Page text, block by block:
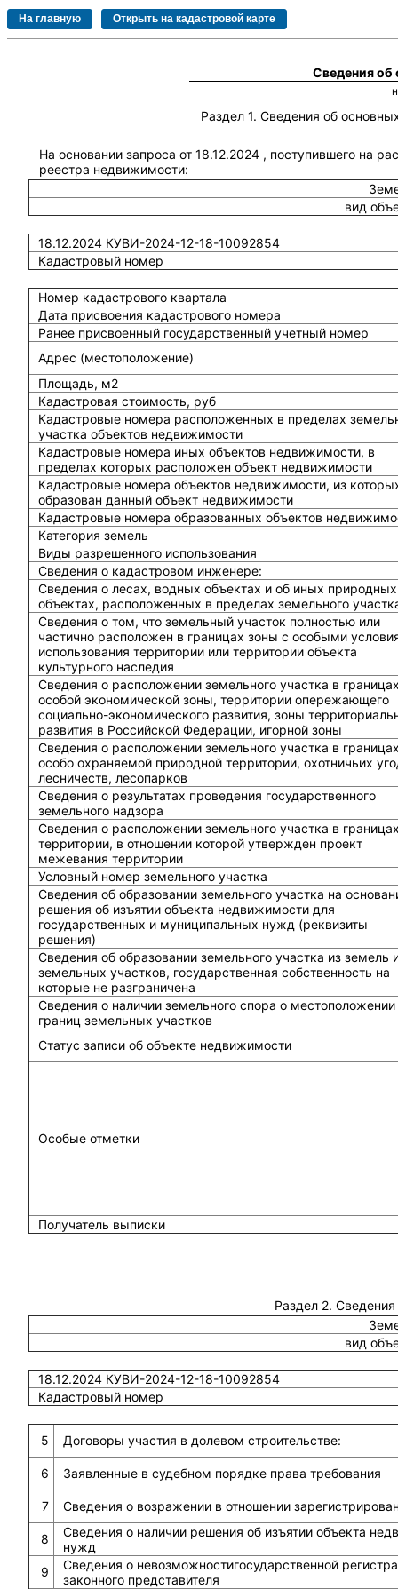
Сведения
Раздел 1. Сведения об
На основании запроса от 18.12.2024 , поступившего на
реестра недвижимости:
вид
18.12.2024 КУВИ-2024-12-18-10092854
Кадастровый номер
Номер кадастрового квартала
Дата присвоения кадастрового номера
Ранее присвоенный государственный учетный номер
Адрес (местоположение)
Площадь, м2
Кадастровая стоимость, руб
Кадастровые номера расположенных в пределах
участка объектов недвижимости
Кадастровые номера иных объектов недвижимости, в
пределах которых расположен объект недвижимости
Кадастровые номера объектов недвижимости, из
образован данный объект недвижимости
Кадастровые номера образованных объектов
Категория земель
Виды разрешенного использования
Сведения о кадастровом инженере:
Cведения о лесах, водных объектах и об иных природных
объектах, расположенных в пределах земельного
Сведения о том, что земельный участок полностью или
частично расположен в границах зоны с особыми
использования территории или территории объекта
культурного наследия
Сведения о расположении земельного участка в
особой экономической зоны, территории опережающего
социально-экономического развития, зоны
развития в Российской Федерации, игорной зоны
Сведения о расположении земельного участка в
особо охраняемой природной территории, охотничьих
лесничеств, лесопарков
Сведения о результатах проведения государственного
земельного надзора
Сведения о расположении земельного участка в
территории, в отношении которой утвержден проект
межевания территории
Условный номер земельного участка
Сведения об образовании земельного участка на
решения об изъятии объекта недвижимости для
государственных и муниципальных нужд (реквизиты
решения)
Сведения об образовании земельного участка из земель
земельных участков, государственная собственность на
которые не разграничена
Сведения о наличии земельного спора о местоположении
границ земельных участков
Статус записи об объекте недвижимости
Особые отметки
Получатель выписки
Раздел 2.
вид
18.12.2024 КУВИ-2024-12-18-10092854
Кадастровый номер
5 Договоры участия в долевом строительстве:
6 Заявленные в судебном порядке права требования
7 Сведения о возражении в отношении
8
Сведения о наличии решения об изъятии объекта
нужд
9
Сведения о невозможностигосударственной
законного представителя